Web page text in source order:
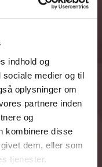
indhold og
medier og til
oplysninger om
partnere inden
og
kombinere disse
dem, eller som
tjenester.